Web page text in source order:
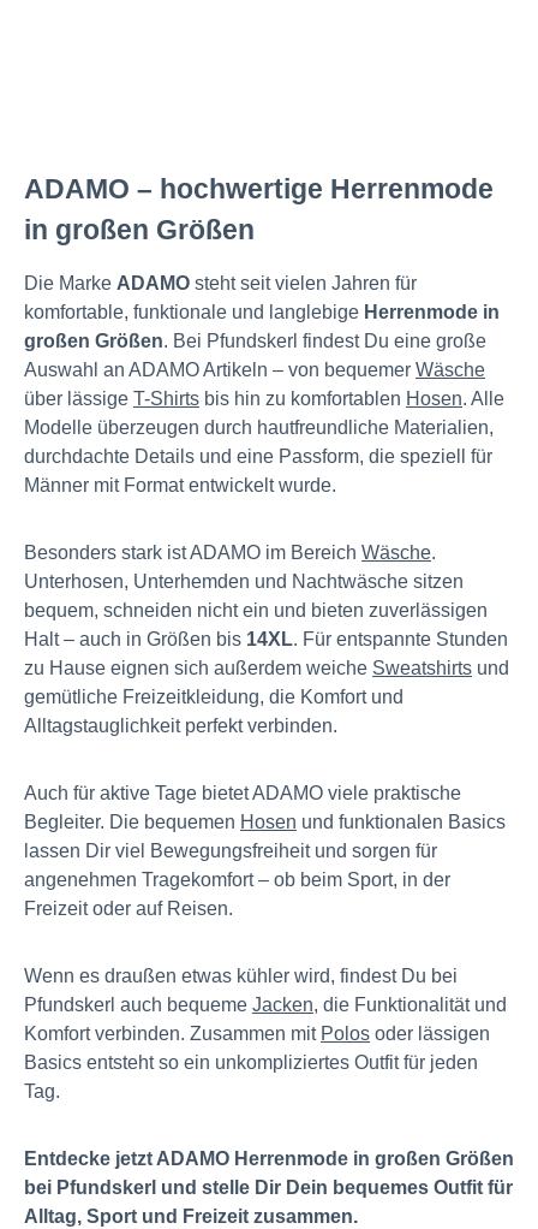
ADAMO – hochwertige Herrenmode
in großen Größen
Die Marke ADAMO steht seit vielen Jahren für
komfortable, funktionale und langlebige Herrenmode in
großen Größen. Bei Pfundskerl findest Du eine große
Auswahl an ADAMO Artikeln – von bequemer Wäsche
über lässige T-Shirts bis hin zu komfortablen Hosen. Alle
Modelle überzeugen durch hautfreundliche Materialien,
durchdachte Details und eine Passform, die speziell für
Männer mit Format entwickelt wurde.
Besonders stark ist ADAMO im Bereich Wäsche.
Unterhosen, Unterhemden und Nachtwäsche sitzen
bequem, schneiden nicht ein und bieten zuverlässigen
Halt – auch in Größen bis 14XL. Für entspannte Stunden
zu Hause eignen sich außerdem weiche Sweatshirts und
gemütliche Freizeitkleidung, die Komfort und
Alltagstauglichkeit perfekt verbinden.
Auch für aktive Tage bietet ADAMO viele praktische
Begleiter. Die bequemen Hosen und funktionalen Basics
lassen Dir viel Bewegungsfreiheit und sorgen für
angenehmen Tragekomfort – ob beim Sport, in der
Freizeit oder auf Reisen.
Wenn es draußen etwas kühler wird, findest Du bei
Pfundskerl auch bequeme Jacken, die Funktionalität und
Komfort verbinden. Zusammen mit Polos oder lässigen
Basics entsteht so ein unkompliziertes Outfit für jeden
Tag.
Entdecke jetzt ADAMO Herrenmode in großen Größen
bei Pfundskerl und stelle Dir Dein bequemes Outfit für
Alltag, Sport und Freizeit zusammen.